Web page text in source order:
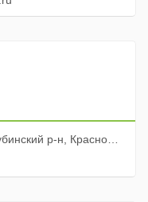
г., ул. Ленина, 83а